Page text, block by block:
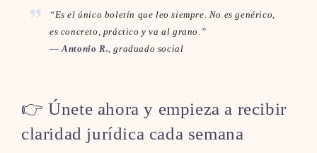
“Es el único boletín que leo siempre. No es genérico,
es concreto, práctico y va al grano.”
— Antonio R., graduado social
👉 Únete ahora y empieza a recibir
claridad jurídica cada semana